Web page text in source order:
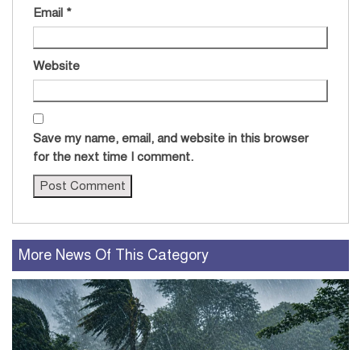
Email *
Website
Save my name, email, and website in this browser
for the next time I comment.
More News Of This Category